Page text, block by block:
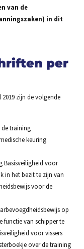
van de
in dit
per
zijn de volgende
de training
keuring
Basisveiligheid voor
in het bezit te zijn van
voor de
op
functie van schipper te
voor vissers
over de training